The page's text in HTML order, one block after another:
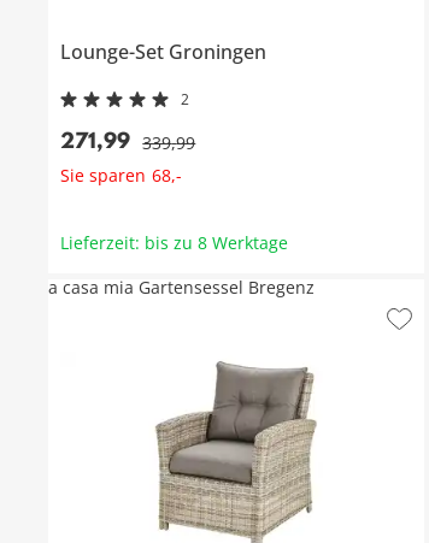
Lounge-Set Groningen
2
271,99 339,99
Sie sparen 68,-
Lieferzeit: bis zu 8 Werktage
a casa mia Gartensessel Bregenz